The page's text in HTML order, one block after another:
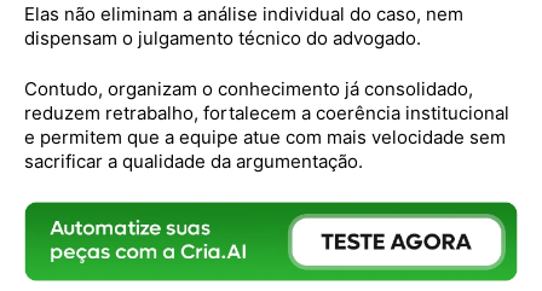
Elas não eliminam a análise individual do caso, nem
dispensam o julgamento técnico do advogado.
Contudo, organizam o conhecimento já consolidado,
reduzem retrabalho, fortalecem a coerência institucional
e permitem que a equipe atue com mais velocidade sem
sacrificar a qualidade da argumentação.